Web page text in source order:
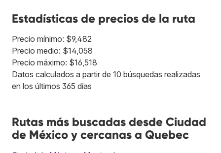
Estadísticas de precios de la ruta
Precio mínimo: $9,482
Precio medio: $14,058
Precio máximo: $16,518
Datos calculados a partir de 10 búsquedas realizadas
en los últimos 365 días
Rutas más buscadas desde Ciudad
de México y cercanas a Quebec